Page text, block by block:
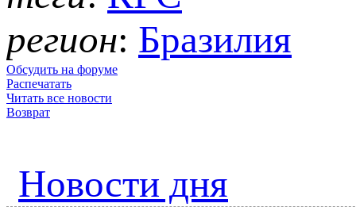
регион: Бразилия
Обсудить на форуме
Распечатать
Читать все новости
Возврат
Новости дня